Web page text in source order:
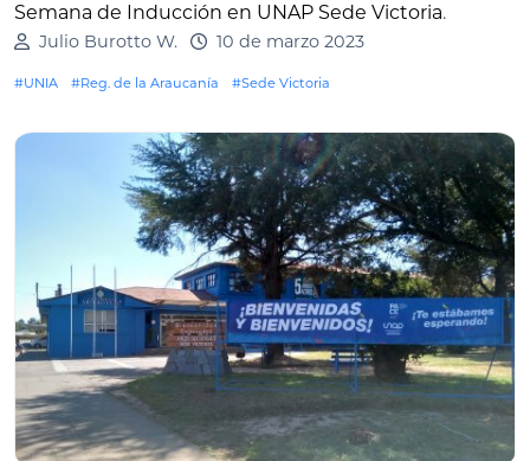
Semana de Inducción en UNAP Sede Victoria.
Julio Burotto W. 10 de marzo 2023
#UNIA #Reg. de la Araucanía #Sede Victoria